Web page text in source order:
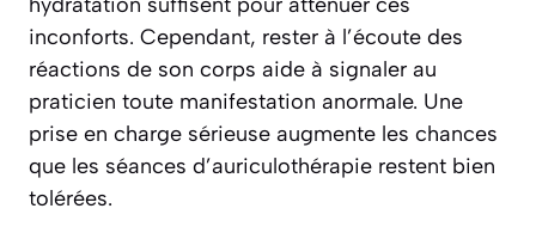
inconforts. Cependant, rester à l’écoute des
réactions de son corps aide à signaler au
praticien toute manifestation anormale. Une
prise en charge sérieuse augmente les chances
que les séances d’auriculothérapie restent bien
tolérées.